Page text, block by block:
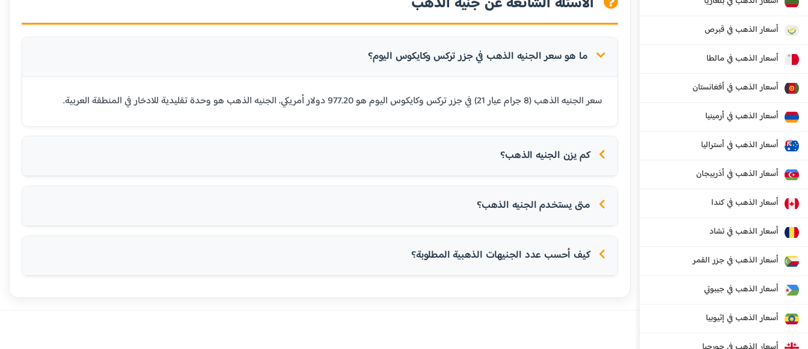
أسعار الذهب في قبرص
أسعار الذهب في مالطا
أسعار الذهب في أفغانستان
أسعار الذهب في أرمينيا
أسعار الذهب في أستراليا
أسعار الذهب في أذربيجان
أسعار الذهب في كندا
أسعار الذهب في تشاد
أسعار الذهب في جزر القمر
أسعار الذهب في جيبوتي
أسعار الذهب في إثيوبيا
ما هو سعر الجنيه الذهب في جزر تركس وكايكوس اليوم؟
سعر الجنيه الذهب (8 جرام عيار 21) في جزر تركس وكايكوس اليوم هو 977.20 دولار أمريكي. الجنيه الذهب هو وحدة تقليدية للادخار في المنطقة العربية.
كم يزن الجنيه الذهب؟
متى يستخدم الجنيه الذهب؟
كيف أحسب عدد الجنيهات الذهبية المطلوبة؟